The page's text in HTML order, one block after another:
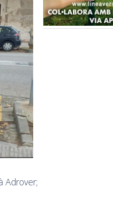
Adrover;